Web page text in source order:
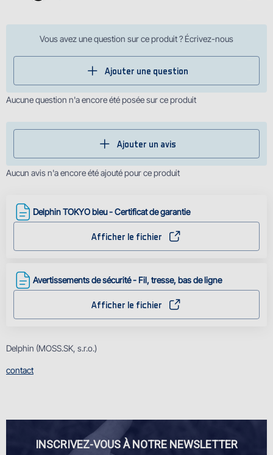
Vous avez une question sur ce produit ? Écrivez-nous
Ajouter une question
Aucune question n'a encore été posée sur ce produit
Ajouter un avis
Aucun avis n'a encore été ajouté pour ce produit
Delphin TOKYO bleu - Certificat de garantie
Afficher le fichier
Avertissements de sécurité - Fil, tresse, bas de ligne
Afficher le fichier
Delphin (MOSS.SK, s.r.o.)
contact
INSCRIVEZ-VOUS À NOTRE NEWSLETTER